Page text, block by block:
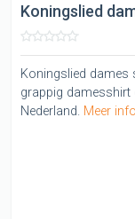
Koningslied
Koningslied dames
grappig damesshirt
Nederland. Meer info